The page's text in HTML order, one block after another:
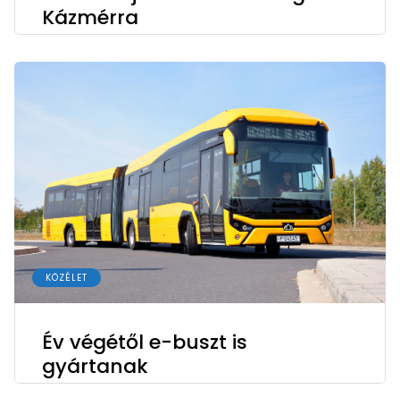
Kázmérra
KÖZÉLET
Év végétől e-buszt is
gyártanak